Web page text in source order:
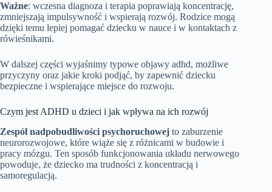
Ważne: wczesna diagnoza i terapia poprawiają koncentrację,
zmniejszają impulsywność i wspierają rozwój. Rodzice mogą
dzięki temu lepiej pomagać dziecku w nauce i w kontaktach z
rówieśnikami.
W dalszej części wyjaśnimy typowe objawy adhd, możliwe
przyczyny oraz jakie kroki podjąć, by zapewnić dziecku
bezpieczne i wspierające miejsce do rozwoju.
Czym jest ADHD u dzieci i jak wpływa na ich rozwój
Zespół nadpobudliwości psychoruchowej to zaburzenie
neurorozwojowe, które wiąże się z różnicami w budowie i
pracy mózgu. Ten sposób funkcjonowania układu nerwowego
powoduje, że dziecko ma trudności z koncentracją i
samoregulacją.